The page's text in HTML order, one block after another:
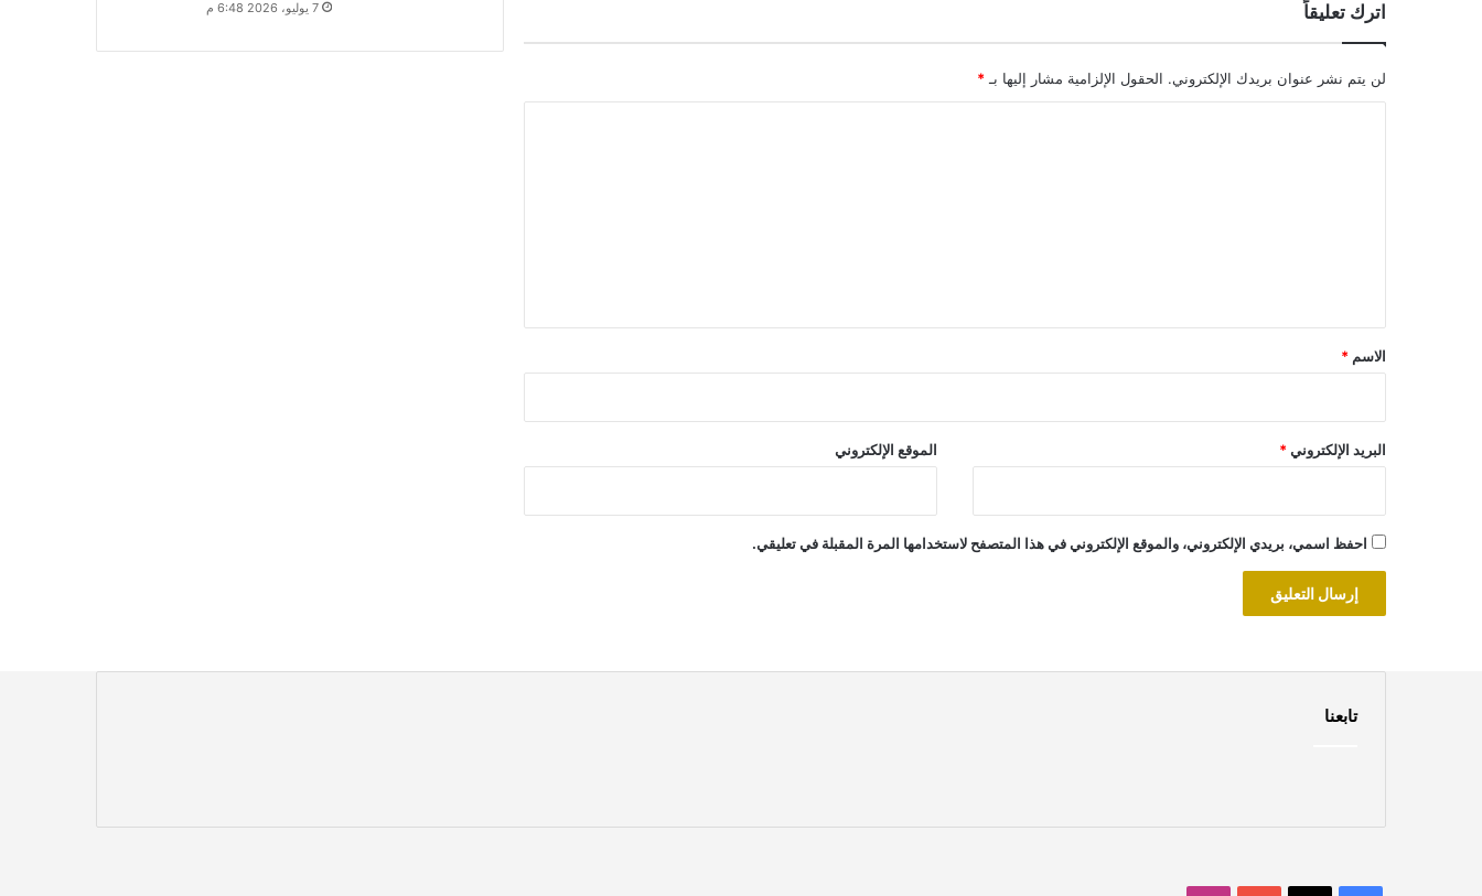
اترك تعليقاً
لن يتم نشر عنوان بريدك الإلكتروني. الحقول الإلزامية مشار إليها بـ *
*
الاسم *
البريد الإلكتروني* الموقع الإلكتروني
احفظ اسمي، بريدي الإلكتروني، والموقع الإلكتروني في هذا المتصفح لاستخدامها المرة المقبلة في تعليقي.
7 يوليو، 2026 6:48 م
تابعنا